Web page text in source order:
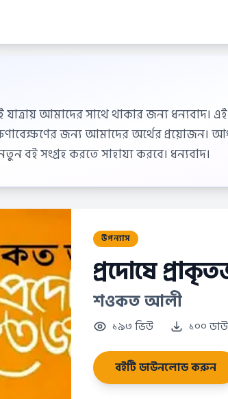
আমাদের সাথে থাকার জন্য ধন্যবাদ।
জন্য আমাদের অর্থের প্রয়োজন।
বই সংগ্রহ করতে সাহায্য করবে। ধন্যবাদ।
উপন্যাস
প্রদোষে
শওকত আলী
১৯৩ ভিউ ১০০
বইটি ডাউনলোড করুন